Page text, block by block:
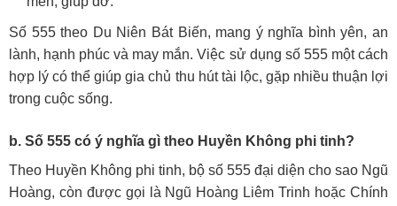
Số 555 theo Du Niên Bát Biến, mang ý nghĩa bình yên, an
lành, hạnh phúc và may mắn. Việc sử dụng số 555 một cách
hợp lý có thể giúp gia chủ thu hút tài lộc, gặp nhiều thuận lợi
trong cuộc sống.
b. Số 555 có ý nghĩa gì theo Huyền Không phi tinh?
Theo Huyền Không phi tinh, bộ số 555 đại diện cho sao Ngũ
Hoàng, còn được gọi là Ngũ Hoàng Liêm Trinh hoặc Chính